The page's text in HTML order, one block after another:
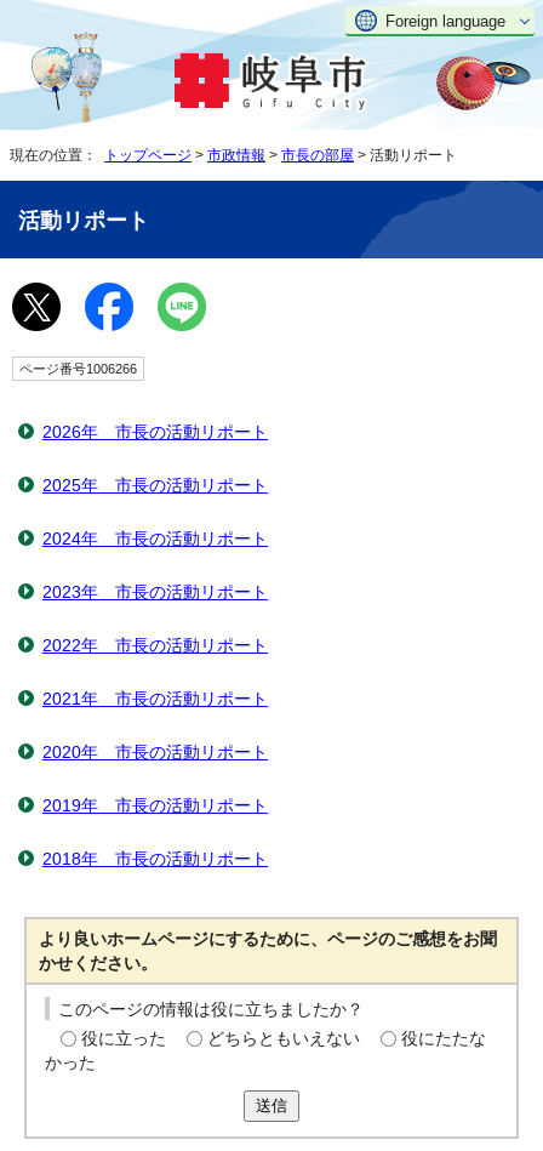
Foreign language
現在の位置： トップページ > 市政情報 > 市長の部屋 > 活動リポート
活動リポート
ページ番号1006266
2026年 市長の活動リポート
2025年 市長の活動リポート
2024年 市長の活動リポート
2023年 市長の活動リポート
2022年 市長の活動リポート
2021年 市長の活動リポート
2020年 市長の活動リポート
2019年 市長の活動リポート
2018年 市長の活動リポート
より良いホームページにするために、ページのご感想をお聞
かせください。
このページの情報は役に立ちましたか？
役に立った
どちらともいえない
役にたたな
かった
送信